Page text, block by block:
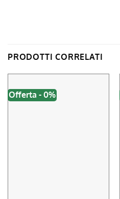
PRODOTTI CORRELATI
Offerta - 0%